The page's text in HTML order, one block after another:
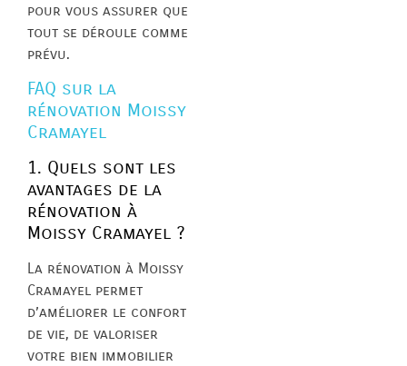
pour vous assurer que
tout se déroule comme
prévu.
FAQ sur la
rénovation Moissy
Cramayel
1. Quels sont les
avantages de la
rénovation à
Moissy Cramayel ?
La rénovation à Moissy
Cramayel permet
d’améliorer le confort
de vie, de valoriser
votre bien immobilier